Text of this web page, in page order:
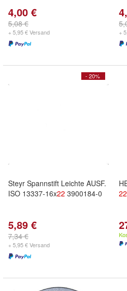
4,00 €
5,08 €
+ 5,95 € Versand +
- 20%
Steyr Spannstift Leichte AUSF.
ISO 13337-16x22 3900184-0
5,89 €
7,34 €
+ 5,95 € Versand
22